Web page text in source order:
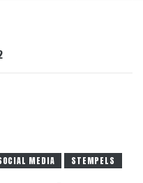
MEDIA STEMPELS